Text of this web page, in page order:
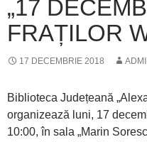
„17
FRAȚILOR
17 DECEMBRIE 2018
Biblioteca Județeană
organizează luni, 17
10:00, în sala „Marin